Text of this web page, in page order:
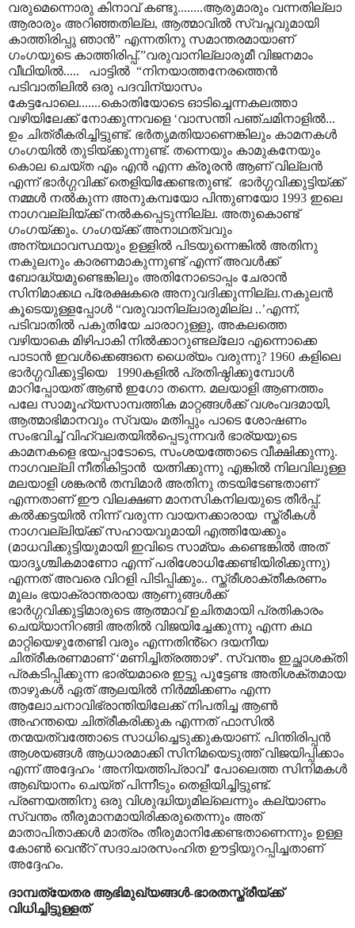
വരുമെന്നൊരു കിനാവ് കണ്ടു........ആരുമാരും വന്നതില്ലാ
ആരാരും അറിഞ്ഞതില്ല, ആത്മാവിൽ സ്വപ്നവുമായി
കാത്തിരിപ്പു ഞാൻ” എന്നതിനു സമാന്തരമായാണ്
ഗംഗയുടെ കാത്തിരിപ്പ്.”വരുവാനില്ലാരുമീ വിജനമാം
വീഥിയിൽ.....
പാട്ടിൽ “നിനയാത്തനേരത്തെൻ
പടിവാതിലിൽ ഒരു പദവിന്യാസം
കേട്ടപോലെ.......കൊതിയോടെ ഓടിച്ചെന്നകലത്താ
വഴിയിലേക്ക് നോക്കുന്നവളെ ‘വാസന്തി പഞ്ചമിനാളിൽ...
ഉം ചിത്രീകരിച്ചിട്ടുണ്ട്. ഭർതൃമതിയാണെങ്കിലും കാമനകൾ
ഗംഗയിൽ തുടിയ്ക്കുന്നുണ്ട്. തന്നെയും കാമുകനേയും
കൊല ചെയ്ത എം എൻ എന്ന ക്രൂരൻ ആണ് വില്ലൻ
എന്ന് ഭാർഗ്ഗവിക്ക് തെളിയിക്കേണ്ടതുണ്ട്. ഭാർഗ്ഗവിക്കുട്ടിയ്ക്ക്
നമ്മൾ നൽകുന്ന അനുകമ്പയോ പിന്തുണയോ 1993 ഇലെ
നാഗവല്ലിയ്ക്ക് നൽകപ്പെടുന്നില്ല. അതുകൊണ്ട്
ഗംഗയ്ക്കും. ഗംഗയ്ക്ക് അനാഥത്വവും
അന്യഥാവസ്ഥയും ഉള്ളിൽ പിടയുന്നെങ്കിൽ അതിനു
നകുലനും കാരണമാകുന്നുണ്ട് എന്ന് അവൾക്ക്
ബോദ്ധ്യമുണ്ടെങ്കിലും അതിനോടൊപ്പം ചേരാൻ
സിനിമാക്കഥ പ്രേക്ഷകരെ അനുവദിക്കുന്നില്ല.നകുലൻ
കൂടെയുള്ളപ്പോൾ “വരുവാനില്ലാരുമില്ല ..’എന്ന്,
പടിവാതിൽ പകുതിയേ ചാരാറുള്ളു, അകലത്തെ
വഴിയാകെ മിഴിപാകി നിൽക്കാറുണ്ടല്ലോ എന്നൊക്കെ
പാടാൻ ഇവൾക്കെങ്ങനെ ധൈര്യം വരുന്നു? 1960 കളിലെ
ഭാർഗ്ഗവിക്കുട്ടിയെ
1990കളിൽ പ്രതിഷ്ഠിക്കുമ്പോൾ
മാറിപ്പോയത് ആൺ ഇഗോ തന്നെ. മലയാളി ആണത്തം
പലേ സാമൂഹ്യസാമ്പത്തിക മാറ്റങ്ങൾക്ക് വശംവദമായി,
ആത്മാഭിമാനവും സ്വയം മതിപ്പും പാടെ ശോഷണം
സംഭവിച്ച് വിഹ്വലതയിൽപ്പെടുന്നവർ ഭാര്യയുടെ
കാമനകളെ ഭയപ്പാടോടെ, സംശയത്തോടെ വീക്ഷിക്കുന്നു.
നാഗവല്ലി നീതികിട്ടാൻ യത്നിക്കുന്നു എങ്കിൽ നിലവിലുള്ള
മലയാളി ശങ്കരൻ തമ്പിമാർ അതിനു തടയിടേണ്ടതാണ്
എന്നതാണ് ഈ വിലക്ഷണ മാനസികനിലയുടെ തീർപ്പ്.
കൽക്കട്ടയിൽ നിന്ന് വരുന്ന വായനക്കാരായ സ്ത്രീകൾ
നാഗവല്ലിയ്ക്ക് സഹായവുമായി എത്തിയേക്കും
(മാധവിക്കുട്ടിയുമായി ഇവിടെ സാമ്യം കണ്ടെങ്കിൽ അത്
യാദൃശ്ചികമാണോ എന്ന് പരിശോധിക്കേണ്ടിയിരിക്കുന്നു)
എന്നത് അവരെ വിറളി പിടിപ്പിക്കും.. സ്ത്രീശാക്തീകരണം
മൂലം ഭയാക്രാന്തരായ ആണുങ്ങൾക്ക്
ഭാർഗ്ഗവിക്കുട്ടിമാരുടെ ആത്മാവ് ഉചിതമായി പ്രതികാരം
ചെയ്യാനിറങ്ങി അതിൽ വിജയിച്ചേക്കുന്നു എന്ന കഥ
മാറ്റിയെഴുതേണ്ടി വരും എന്നതിൻ്റെ ദയനീയ
ചിത്രീകരണമാണ്‘മണിച്ചിത്രത്താഴ്’. സ്വന്തം ഇച്ഛാശക്തി
പ്രകടിപ്പിക്കുന്ന ഭാര്യമാരെ ഇട്ടു പൂട്ടേണ്ട അതിശക്തമായ
താഴുകൾ ഏത് ആലയിൽ നിർമ്മിക്കണം എന്ന
ആലോചനാവിഭ്രാന്തിയിലേക്ക് നിപതിച്ച ആൺ
അഹന്തയെ ചിത്രീകരിക്കുക എന്നത് ഫാസിൽ
തന്മയത്വത്തോടെ സാധിച്ചെടുക്കുകയാണ്. പിന്തിരിപ്പൻ
ആശയങ്ങൾ ആധാരമാക്കി സിനിമയെടുത്ത് വിജയിപ്പിക്കാം
എന്ന് അദ്ദേഹം ‘അനിയത്തിപ്രാവ്’ പോലെത്ത സിനിമകൾ
ആഖ്യാനം ചെയ്ത് പിന്നീടും തെളിയിച്ചിട്ടുണ്ട്.
പ്രണയത്തിനു ഒരു വിശുദ്ധിയുമില്ലെന്നും കല്യാണം
സ്വന്തം തീരുമാനമായിരിക്കരുതെന്നും അത്
മാതാപിതാക്കൾ മാത്രം തീരുമാനിക്കേണ്ടതാണെന്നും ഉള്ള
കോൺ വെൻ്റ് സദാചാരസംഹിത ഊട്ടിയുറപ്പിച്ചതാണ്
അദ്ദേഹം.
ദാമ്പത്യേതര ആഭിമുഖ്യങ്ങൾ-ഭാരതസ്ത്രീയ്ക്ക്
വിധിച്ചിട്ടുള്ളത്